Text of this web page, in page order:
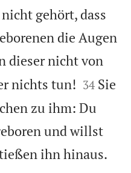
gehört, dass
die Augen
dieser nicht von
nichts tun! 

34 Sie
zu ihm: Du
und willst
ihn hinaus.